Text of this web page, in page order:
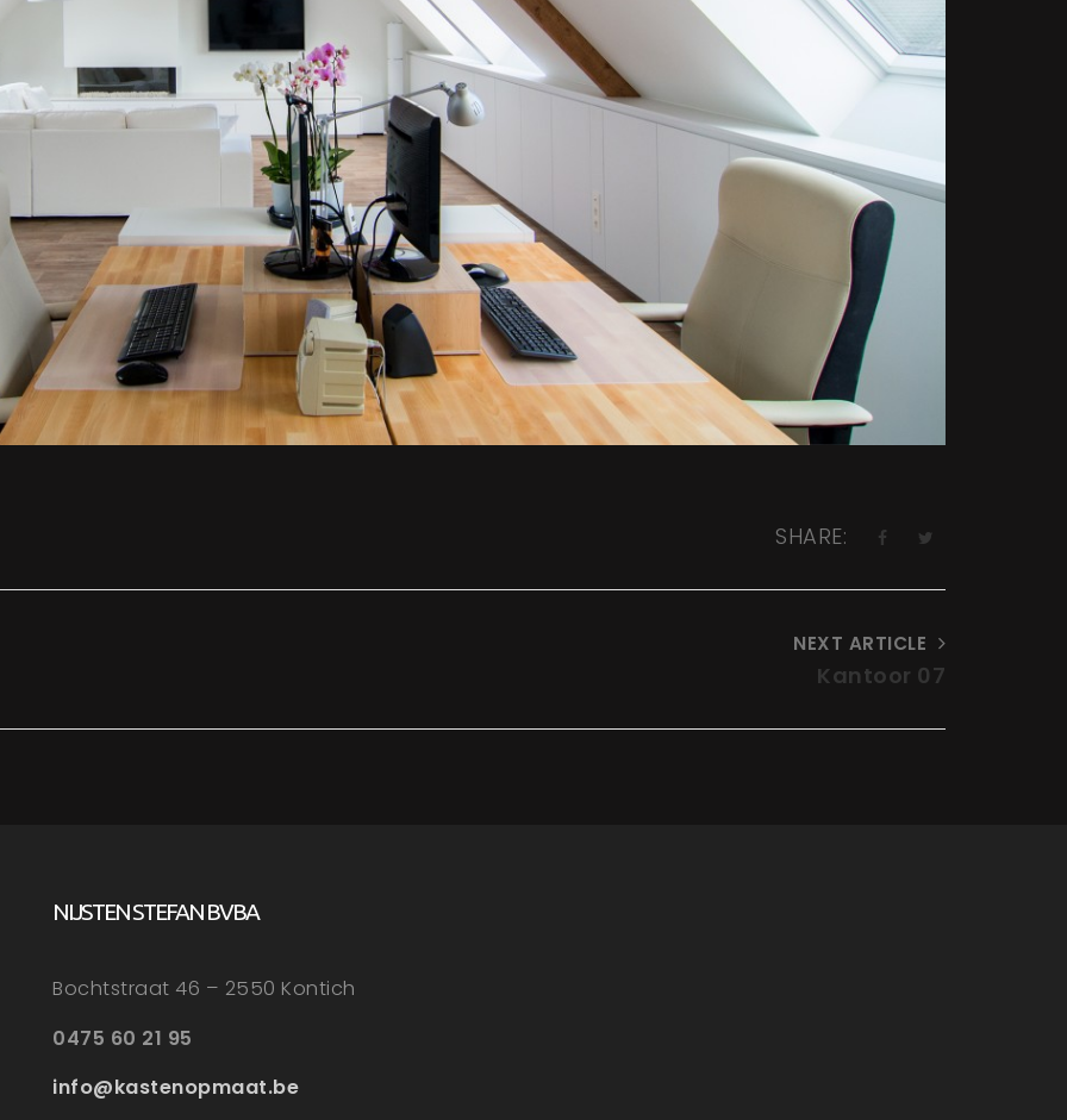
SHARE:
NEXT ARTICLE
Kantoor 07
NIJSTEN STEFAN BVBA
Bochtstraat 46 – 2550 Kontich
0475 60 21 95
info@kastenopmaat.be